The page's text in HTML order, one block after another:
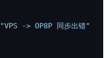
"VPS -> OP8P 同步出错"